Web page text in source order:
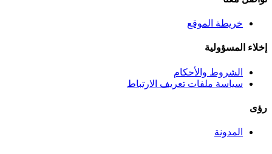
خريطة الموقع
إخلاء المسؤولية
الشروط والأحكام
سياسة ملفات تعريف الارتباط
رؤى
المدونة